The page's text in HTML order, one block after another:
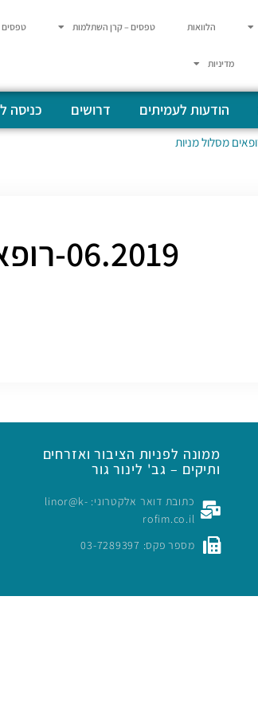
הלוואות טפסים – קרן השתלמות
מדיניות
הודעות לעמיתים דרושים כניסה
06.2019-רופאים מסלול מניות
ממונה לפניות הציבור ואזרחים
ותיקים – גב' לינור גור
כתובת דואר אלקטרוני: linor@k-
rofim.co.il
מספר פקס: 03-7289397